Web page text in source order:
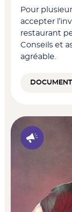
Pour
accepter
restaurant
Conseils et
agréable.